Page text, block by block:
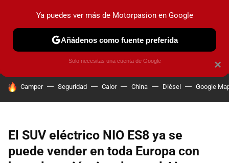
PRUEBAS COCHES ELÉCTRICOS OBSERVATORIO
HOY SE HABLA DE
Camper Seguridad Calor China Diésel Google
El SUV eléctrico NIO ES8 ya se
puede vender en toda Europa con
×
Ya puedes ver más de Motorpasion en Google
Añádenos como fuente preferida
Solo necesitas una cuenta de Google